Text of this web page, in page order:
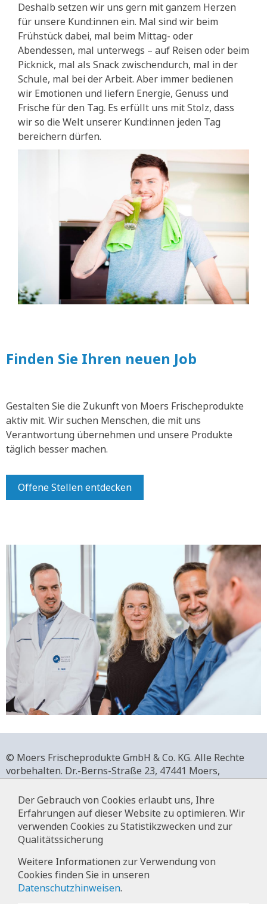
Deshalb setzen wir uns gern mit ganzem Herzen
für unsere Kund:innen ein. Mal sind wir beim
Frühstück dabei, mal beim Mittag- oder
Abendessen, mal unterwegs – auf Reisen oder beim
Picknick, mal als Snack zwischendurch, mal in der
Schule, mal bei der Arbeit. Aber immer bedienen
wir Emotionen und liefern Energie, Genuss und
Frische für den Tag. Es erfüllt uns mit Stolz, dass
wir so die Welt unserer Kund:innen jeden Tag
bereichern dürfen.
Finden Sie Ihren neuen Job
Gestalten Sie die Zukunft von Moers Frischeprodukte
aktiv mit. Wir suchen Menschen, die mit uns
Verantwortung übernehmen und unsere Produkte
täglich besser machen.
Offene Stellen entdecken
© Moers Frischeprodukte GmbH & Co. KG. Alle Rechte
vorbehalten. Dr.-Berns-Straße 23, 47441 Moers,
+49 2841 911-0,www.moers-frischeprodukte.de
Impressum
Datenschutz
Der Gebrauch von Cookies erlaubt uns, Ihre
Erfahrungen auf dieser Website zu optimieren. Wir
verwenden Cookies zu Statistikzwecken und zur
Qualitätssicherung
Weitere Informationen zur Verwendung von
Cookies finden Sie in unseren
Datenschutzhinweisen.